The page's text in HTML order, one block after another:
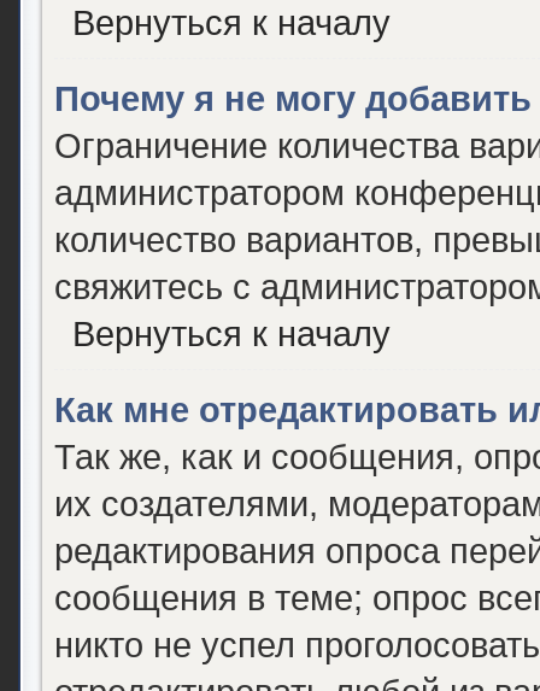
Вернуться к началу
Почему я не могу
Ограничение количества
администратором
количество вариантов,
свяжитесь с
Вернуться к началу
Как мне отредактировать
Так же, как и сообщения,
их создателями,
редактирования опроса
сообщения в теме; опрос
никто не успел